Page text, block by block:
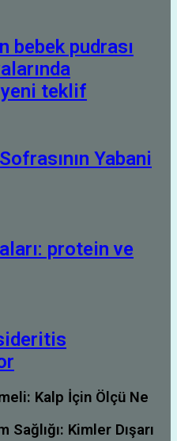
bebek pudrası
teklif
Yabani
protein ve
Kalp İçin Ölçü Ne
Sağlığı: Kimler Dışarı